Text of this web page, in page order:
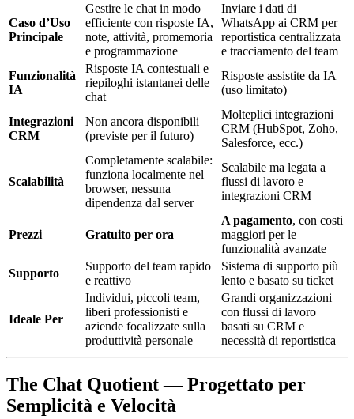
Caso d’Uso
Principale
Gestire le chat in modo
efficiente con risposte IA,
note, attività, promemoria
e programmazione
Inviare i dati di
WhatsApp ai CRM per
reportistica centralizzata
e tracciamento del team
Funzionalità
IA
Risposte IA contestuali e
riepiloghi istantanei delle
chat
Risposte assistite da IA
(uso limitato)
Integrazioni
CRM
Non ancora disponibili
(previste per il futuro)
Molteplici integrazioni
CRM (HubSpot, Zoho,
Salesforce, ecc.)
Scalabilità
Completamente scalabile:
funziona localmente nel
browser, nessuna
dipendenza dal server
Scalabile ma legata a
flussi di lavoro e
integrazioni CRM
Prezzi Gratuito per ora
A pagamento, con costi
maggiori per le
funzionalità avanzate
Supporto
Supporto del team rapido
e reattivo
Sistema di supporto più
lento e basato su ticket
Ideale Per
Individui, piccoli team,
liberi professionisti e
aziende focalizzate sulla
produttività personale
Grandi organizzazioni
con flussi di lavoro
basati su CRM e
necessità di reportistica
The Chat Quotient — Progettato per
Semplicità e Velocità